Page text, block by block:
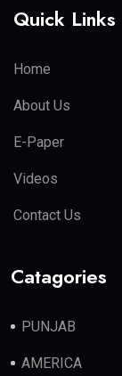
Quick Links
Home
About Us
E-Paper
Videos
Contact Us
Catagories
PUNJAB
AMERICA